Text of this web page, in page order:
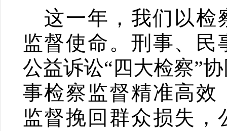
这一年，我们以检
监督使命。刑事、民
公益诉讼“四大检察”
事检察监督精准高效
监督挽回群众损失，